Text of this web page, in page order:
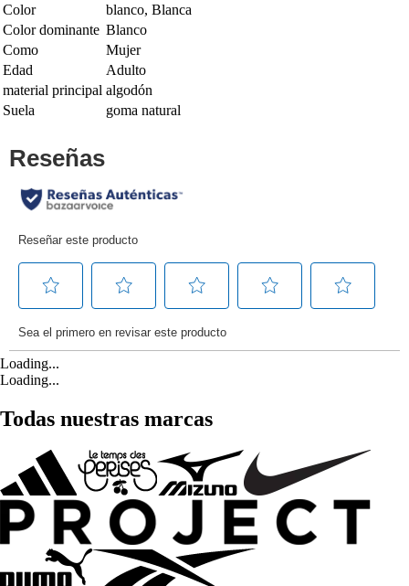
Color
blanco, Blanca
Color dominante Blanco
Como
Mujer
Edad
Adulto
material principal algodón
Suela
goma natural
Loading...
Loading...
Todas nuestras marcas